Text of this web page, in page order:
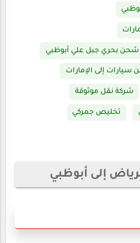
شحن بحري جبل علي أبوظبي
سيارات إلى الإمارات
شركة نقل موثوقة
تخليص جمركي
إلى أبوظبي